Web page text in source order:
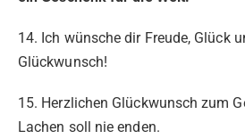
14. Ich wünsche dir Freude, Glück
Glückwunsch!
15. Herzlichen Glückwunsch zum
Lachen soll nie enden.